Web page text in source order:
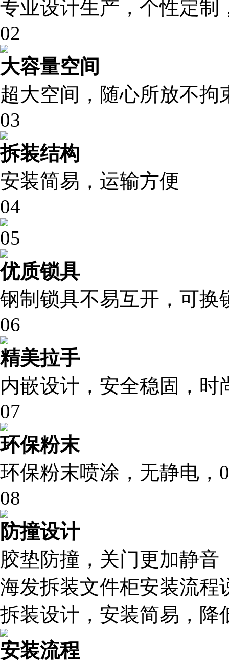
专业设计生产，个性定制
02
大容量空间
超大空间，随心所放不拘
03
拆装结构
安装简易，运输方便
04
05
优质锁具
钢制锁具不易互开，可换
06
精美拉手
内嵌设计，安全稳固，时
07
环保粉末
环保粉末喷涂，无静电，
08
防撞设计
胶垫防撞，关门更加静音
海发拆装文件柜安装流程
拆装设计，安装简易，降
安装流程